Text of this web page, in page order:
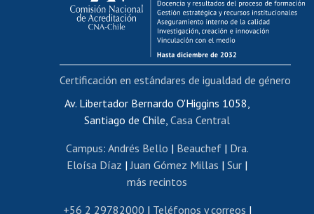
Funcionarias/os
Cursos internos de capacitación
Bienestar del personal
Portal de movilidad interna
Certificado de renta
Certificado de renta honorarios
Editar páginas blancas
Extranjeras/os
Revalidación y reconocimiento de títulos
Av. Libertador Bernardo O'Higgins 1058,
Santiago de Chile, Casa Central
Campus: Andrés Bello | Beauchef| Dra.
Eloísa Díaz | Juan Gómez Millas | Sur |
más recintos
+56 2 29782000 | Teléfonos y correos |
Certificación en estándares de igualdad de género